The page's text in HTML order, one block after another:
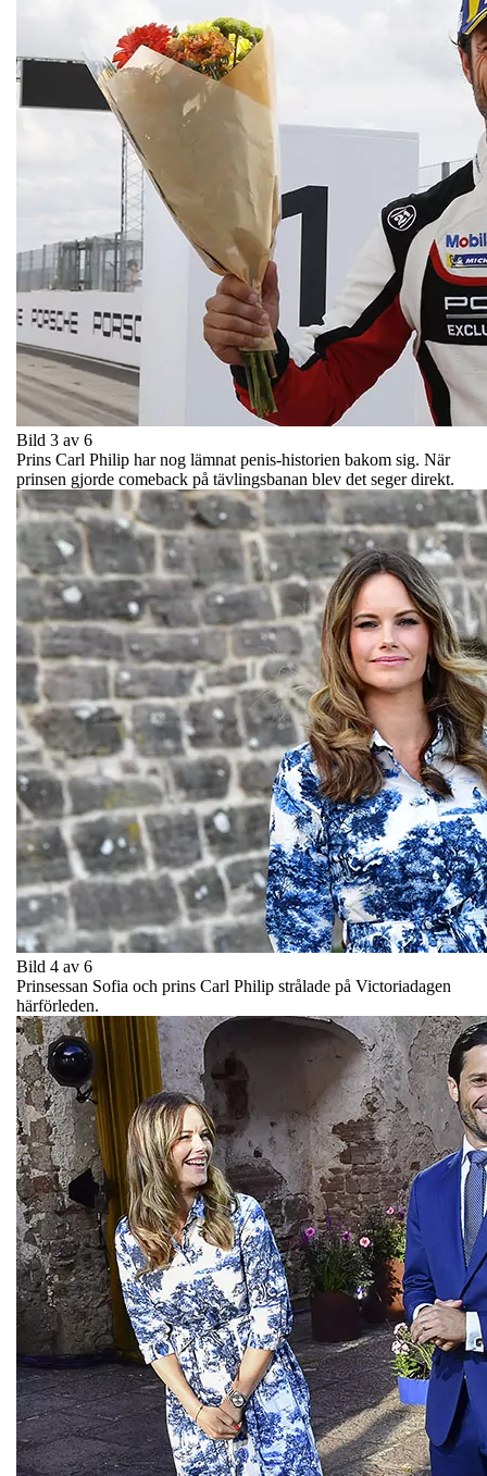
Bild 3 av 6
Prins Carl Philip har nog lämnat penis-historien bakom sig. När
prinsen gjorde comeback på tävlingsbanan blev det seger direkt.
Bild 4 av 6
Prinsessan Sofia och prins Carl Philip strålade på Victoriadagen
härförleden.